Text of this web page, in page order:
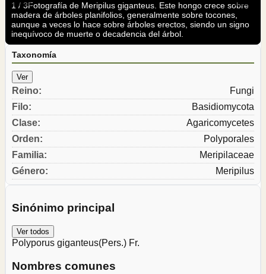
1 / 3Fotografía de Meripilus giganteus. Este hongo crece sobre
madera de árboles planifolios, generalmente sobre tocones,
aunque a veces lo hace sobre árboles erectos, siendo un signo
inequívoco de muerte o decadencia del árbol.
Taxonomía
Ver
Reino:
Fungi
Filo:
Basidiomycota
Clase:
Agaricomycetes
Orden:
Polyporales
Familia:
Meripilaceae
Género: Meripilus
Sinónimo principal
Ver todos
Polyporus giganteus(Pers.) Fr.
Nombres comunes